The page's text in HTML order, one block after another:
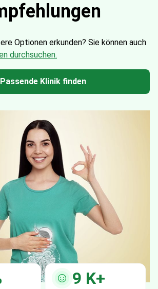
Optionen erkunden? Sie können auch
durchsuchen.
Passende Klinik finden
9 K+